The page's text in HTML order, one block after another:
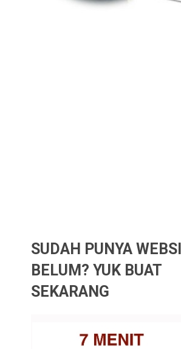
SUDAH PUNYA
BELUM? YUK BUAT
SEKARANG